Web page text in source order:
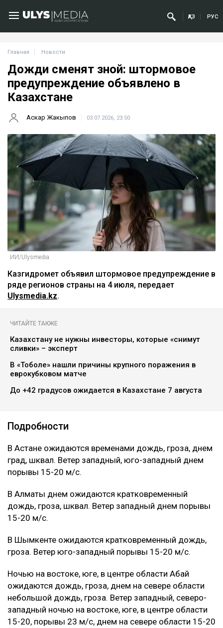
ҚАЗ РУС
Главная Новости
Дожди сменят зной: штормовое
предупреждение объявлено в
Казахстане
Аскар Жакыпов 03.07.2026, 23:50
ИИ/Ulysmedia
Казгидромет объявил штормовое предупреждение в
ряде регионов страны на 4 июля, передает
Ulysmedia.kz.
ЧИТАЙТЕ ТАКЖЕ
Казахстану не нужны инвесторы, которые «снимут
сливки» – эксперт
В «Тоболе» нашли причины крупного поражения в
еврокубковом матче
До +42 градусов ожидается в Казахстане 7 августа
Подробности
В Астане ожидаются временами дождь, гроза, днем
град, шквал. Ветер западный, юго-западный днем
порывы 15-20 м/с.
В Алматы днем ожидаются кратковременный
дождь, гроза, шквал. Ветер западный днем порывы
15-20 м/с.
В Шымкенте ожидаются кратковременный дождь,
гроза. Ветер юго-западный порывы 15-20 м/с.
Ночью на востоке, юге, в центре области Абай
ожидаются дождь, гроза, днем на севере области
небольшой дождь, гроза. Ветер западный, северо-
западный ночью на востоке, юге, в центре области
15-20, порывы 23 м/с, днем на севере области 15-20